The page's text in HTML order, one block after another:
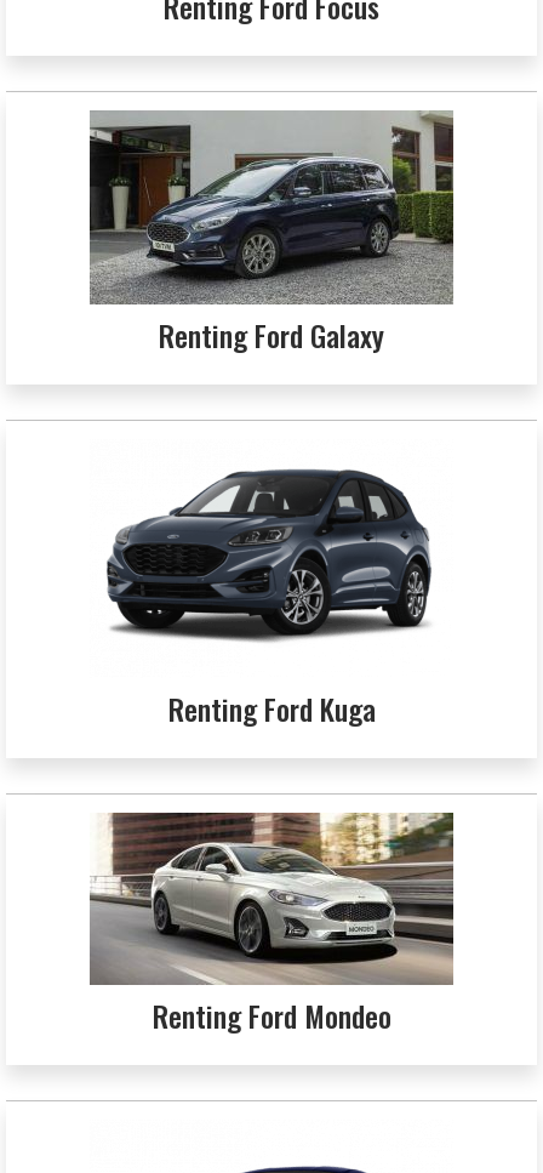
Renting Ford Galaxy
Renting Ford Kuga
Renting Ford Mondeo